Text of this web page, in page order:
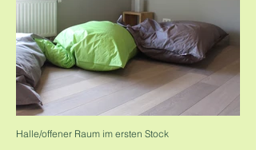
Halle/offener Raum im ersten Stock